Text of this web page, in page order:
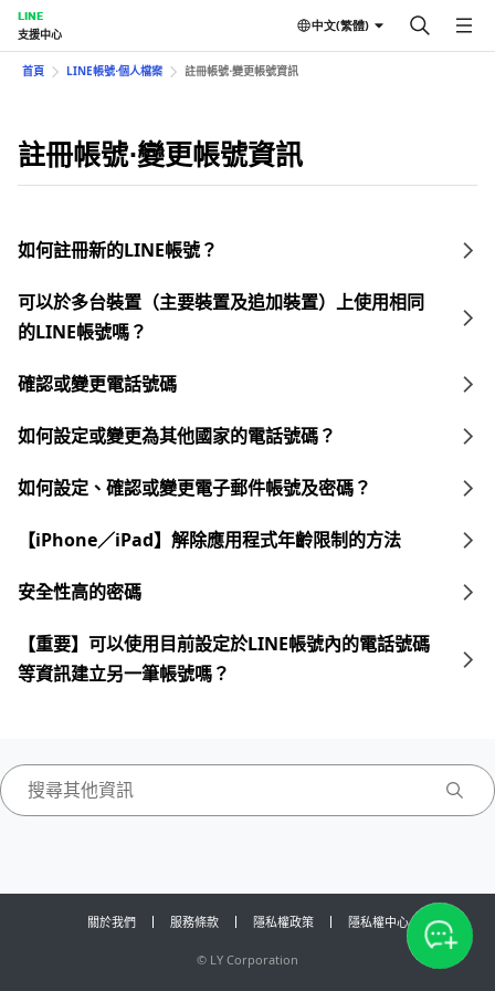
LINE
支援中心
中文(繁體)
首頁 LINE帳號⋅個人檔案 註冊帳號⋅變更帳號資訊
註冊帳號⋅變更帳號資訊
如何註冊新的LINE帳號？
可以於多台裝置（主要裝置及追加裝置）上使用相同
的LINE帳號嗎？
確認或變更電話號碼
如何設定或變更為其他國家的電話號碼？
如何設定、確認或變更電子郵件帳號及密碼？
【iPhone／iPad】解除應用程式年齡限制的方法
安全性高的密碼
【重要】可以使用目前設定於LINE帳號內的電話號碼
等資訊建立另一筆帳號嗎？
關於我們 服務條款 隱私權政策 隱私權中心
© LY Corporation